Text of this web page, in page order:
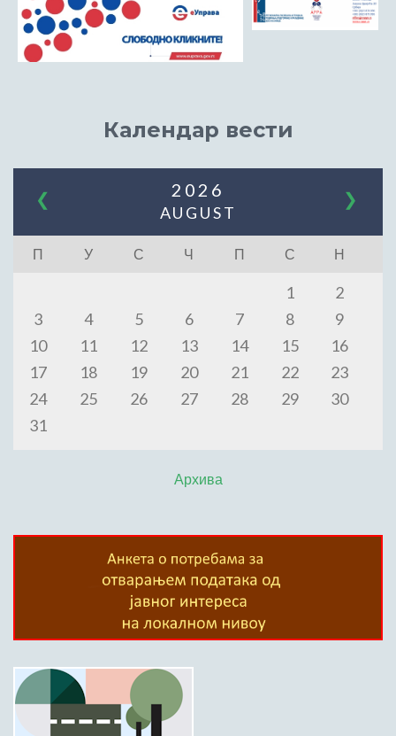
Календар вести
❮ ❯
2026
AUGUST
П У С Ч П С Н
1
2
3
4 5 6 7 8
9
10
11 12 13 14 15
16
17
18 19 20 21 22
23
24
25 26 27 28 29
30
31
Архива